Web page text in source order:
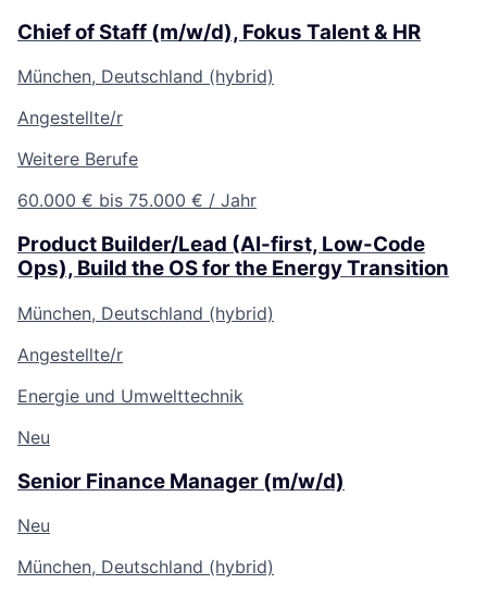
Chief of Staff (m/w/d), Fokus Talent & HR
München, Deutschland (hybrid)
Angestellte/r
Weitere Berufe
60.000 € bis 75.000 € / Jahr
Product Builder/Lead (AI-first, Low-Code
Ops), Build the OS for the Energy Transition
München, Deutschland (hybrid)
Angestellte/r
Energie und Umwelttechnik
Neu
Senior Finance Manager (m/w/d)
Neu
München, Deutschland (hybrid)